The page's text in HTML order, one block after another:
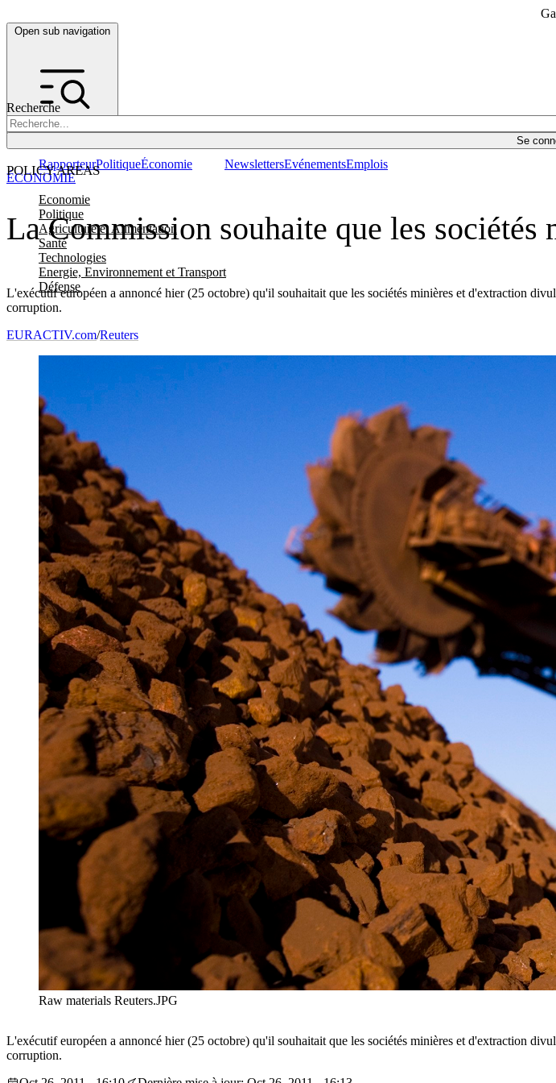
Open sub navigation
Recherche
Se
POLICY AREAS
Economie
Politique
Agriculture et Alimentation
Santé
Technologies
Energie, Environnement et Transport
Défense
RapporteurPolitiqueÉconomie NewslettersEvénementsEmplois
La Commission souhaite que les sociétés
L'exécutif européen a annoncé hier (25 octobre) qu'il souhaitait que les sociétés minières et d'extraction
corruption.
ÉCONOMIE
EURACTIV.com/Reuters
Raw materials Reuters.JPG
L'exécutif européen a annoncé hier (25 octobre) qu'il souhaitait que les sociétés minières et d'extraction
corruption.